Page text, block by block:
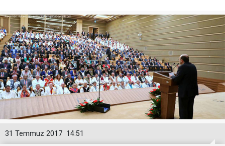
14:51
31 Temmuz 2017